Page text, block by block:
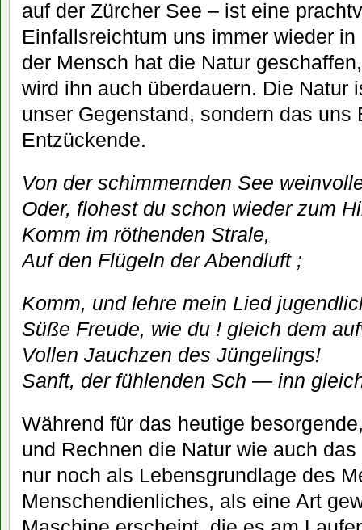
auf der Zürcher See – ist eine
Einfallsreichtum uns immer wieder
der Mensch hat die Natur
wird ihn auch überdauern. Die Natur
unser Gegenstand, sondern das uns
Entzückende.
Von der schimmernden See
Oder, flohest du schon wieder zum
Komm im röthenden Strale,
Auf den Flügeln der Abendluft ;
Komm, und lehre mein Lied
Süße Freude, wie du ! gleich dem
Vollen Jauchzen des Jüngelings!
Sanft, der fühlenden Sch — inn
Während für das heutige
und Rechnen die Natur wie auch
nur noch als Lebensgrundlage des
Menschendienliches, als eine Art